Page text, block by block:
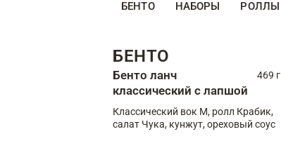
БЕНТО НАБОРЫ РОЛЛЫ
БЕНТО
Бенто ланч
классический с лапшой
469 г
Классический вок М, ролл Крабик,
салат Чука, кунжут, ореховый соус